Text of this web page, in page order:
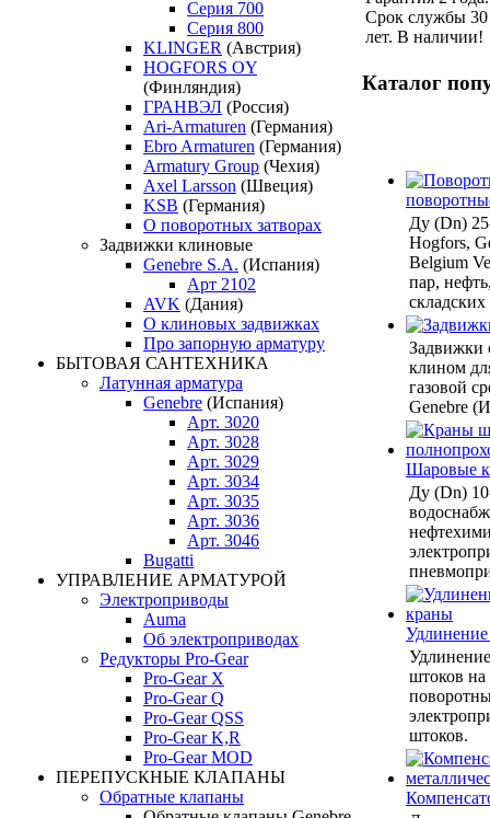
Серия 700
Серия 800
KLINGER (Австрия)
HOGFORS OY
(Финляндия)
ГРАНВЭЛ (Россия)
Ari-Armaturen (Германия)
Ebro Armaturen (Германия)
Armatury Group (Чехия)
Axel Larsson (Швеция)
KSB (Германия)
О поворотных затворах
Задвижки клиновые
Genebre S.A. (Испания)
Арт 2102
AVK (Дания)
О клиновых задвижках
Про запорную арматуру
БЫТОВАЯ САНТЕХНИКА
Латунная арматура
Genebre (Испания)
Арт. 3020
Арт. 3028
Арт. 3029
Арт. 3034
Арт. 3035
Арт. 3036
Арт. 3046
Bugatti
УПРАВЛЕНИЕ АРМАТУРОЙ
Электроприводы
Auma
Об электроприводах
Редукторы Pro-Gear
Pro-Gear X
Pro-Gear Q
Pro-Gear QSS
Pro-Gear K,R
Pro-Gear MOD
ПЕРЕПУСКНЫЕ КЛАПАНЫ
Обратные клапаны
Срок службы 30
лет. В наличии!
Каталог
Ду (Dn)
Hogfors,
Belgium
пар,
Задвижки
клином
газовой
Genebre
Шаровые
Ду (Dn)
штоков
штоков.